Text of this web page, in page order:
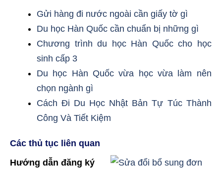
Gửi hàng đi nước ngoài cần giấy tờ gì
Du học Hàn Quốc cần chuẩn bị những gì
Chương trình du học Hàn Quốc cho học
sinh cấp 3
Du học Hàn Quốc vừa học vừa làm nên
chọn ngành gì
Cách Đi Du Học Nhật Bản Tự Túc Thành
Công Và Tiết Kiệm
Các thủ tục liên quan
Hướng dẫn đăng ký